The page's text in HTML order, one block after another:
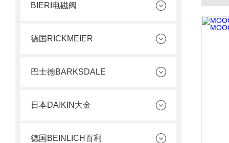
BIERI电磁阀
德国RICKMEIER
巴士德BARKSDALE
日本DAIKIN大金
德国BEINLICH百利